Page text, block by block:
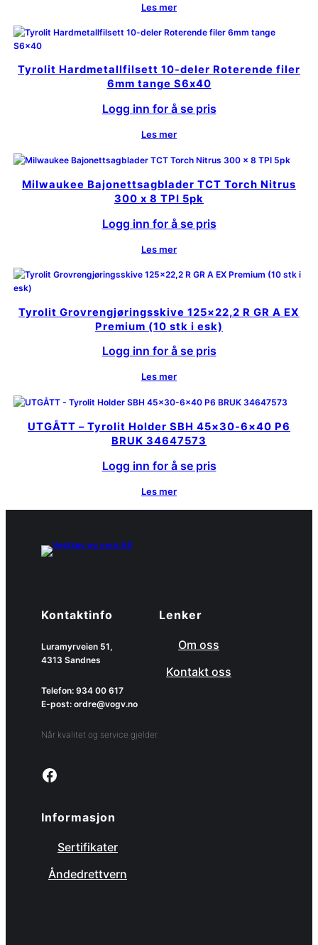
Les mer
Tyrolit Hardmetallfilsett 10-deler Roterende filer
6mm tange S6x40
Logg inn for å se pris
Les mer
Milwaukee Bajonettsagblader TCT Torch Nitrus
300 x 8 TPI 5pk
Logg inn for å se pris
Les mer
Tyrolit Grovrengjøringsskive 125×22,2 R GR A EX
Premium (10 stk i esk)
Logg inn for å se pris
Les mer
UTGÅTT – Tyrolit Holder SBH 45×30-6×40 P6
BRUK 34647573
Logg inn for å se pris
Les mer
Kontaktinfo
Luramyrveien 51,
4313 Sandnes
Telefon: 934 00 617
E-post: ordre@vogv.no
Når kvalitet og service gjelder.
Link to facebook page
Lenker
Om oss
Kontakt oss
Informasjon
Sertifikater
Åndedrettvern